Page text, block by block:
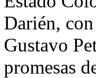
Darién,
Gustavo
promesas